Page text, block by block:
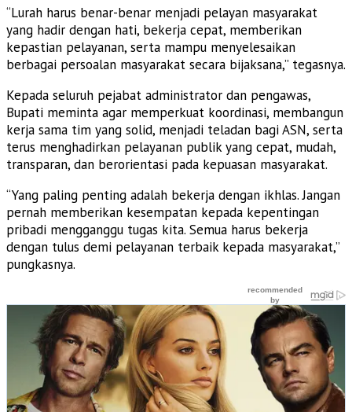
“Lurah harus benar-benar menjadi pelayan masyarakat
yang hadir dengan hati, bekerja cepat, memberikan
kepastian pelayanan, serta mampu menyelesaikan
berbagai persoalan masyarakat secara bijaksana,” tegasnya.
Kepada seluruh pejabat administrator dan pengawas,
Bupati meminta agar memperkuat koordinasi, membangun
kerja sama tim yang solid, menjadi teladan bagi ASN, serta
terus menghadirkan pelayanan publik yang cepat, mudah,
transparan, dan berorientasi pada kepuasan masyarakat.
“Yang paling penting adalah bekerja dengan ikhlas. Jangan
pernah memberikan kesempatan kepada kepentingan
pribadi mengganggu tugas kita. Semua harus bekerja
dengan tulus demi pelayanan terbaik kepada masyarakat,”
pungkasnya.